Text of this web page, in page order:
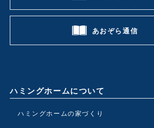
あおぞら通信
ハミングホームについて
ハミングホームの家づくり